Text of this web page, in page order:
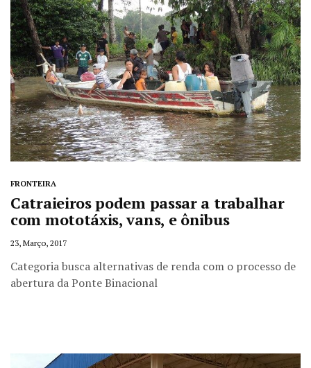
FRONTEIRA
Catraieiros podem passar a trabalhar
com mototáxis, vans, e ônibus
23, Março, 2017
Categoria busca alternativas de renda com o processo de
abertura da Ponte Binacional